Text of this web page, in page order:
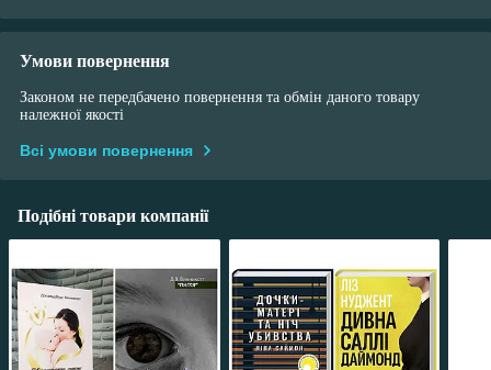
Умови повернення
Законом не передбачено повернення та обмін даного товару
належної якості
Всі умови повернення
Подібні товари компанії